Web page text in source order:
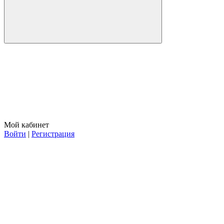
Мой кабинет
Войти | Регистрация